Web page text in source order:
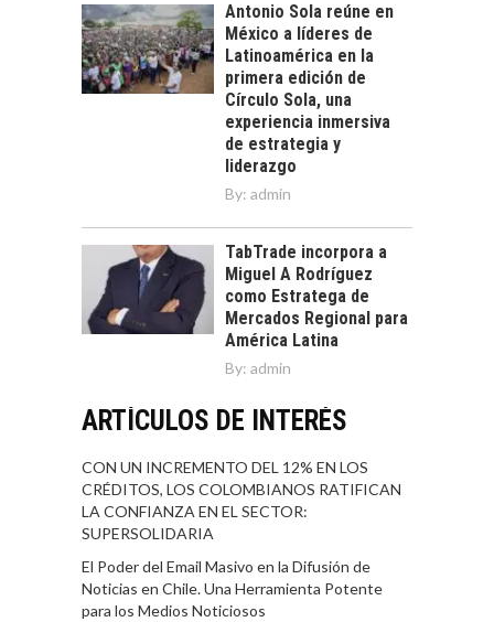
Antonio Sola reúne en
México a líderes de
Latinoamérica en la
primera edición de
Círculo Sola, una
experiencia inmersiva
de estrategia y
liderazgo
By: admin
TabTrade incorpora a
Miguel A Rodríguez
como Estratega de
Mercados Regional para
América Latina
By: admin
ARTÍCULOS DE INTERÉS
CON UN INCREMENTO DEL 12% EN LOS
CRÉDITOS, LOS COLOMBIANOS RATIFICAN
LA CONFIANZA EN EL SECTOR:
SUPERSOLIDARIA
El Poder del Email Masivo en la Difusión de
Noticias en Chile. Una Herramienta Potente
para los Medios Noticiosos